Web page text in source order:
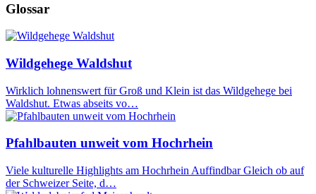
Glossar
Wildgehege Waldshut
Wirklich lohnenswert für Groß und Klein ist das Wildgehege bei
Waldshut. Etwas abseits vo…
Pfahlbauten unweit vom Hochrhein
Viele kulturelle Highlights am Hochrhein Auffindbar Gleich ob auf
der Schweizer Seite, d…